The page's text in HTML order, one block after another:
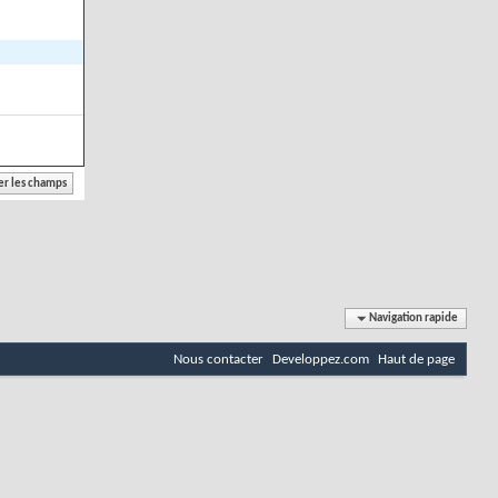
Navigation rapide
Nous contacter Developpez.com Haut de page